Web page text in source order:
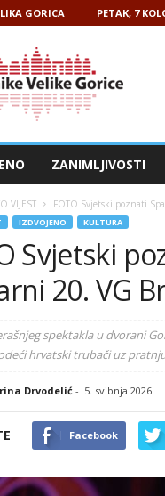
GORICA PETAK, 7
ZANIMLJIVOSTI
VIJEST FOTO Svjetski poznati
IZDVOJENO KULTURA
Svjetski
20. VG
spektakla u dvorani
hrvatski trubači uz
Drvodelić- 5. svibnja 2026
Facebook